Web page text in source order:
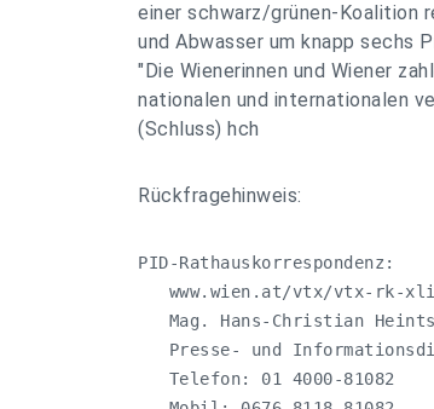
einer schwarz/grünen-Koalition
und Abwasser um knapp sechs
"Die Wienerinnen und Wiener
nationalen und internationalen
(Schluss) hch
Rückfragehinweis:
PID-Rathauskorrespondenz:
www.wien.at/vtx/vtx-rk-
Mag. Hans-Christian
Presse- und
   Telefon: 01 4000-81082